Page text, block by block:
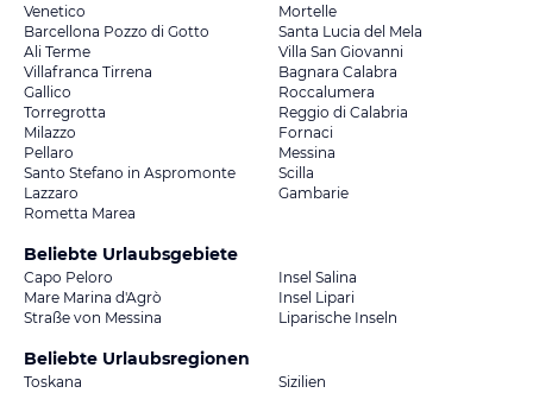
Venetico
Mortelle
Barcellona Pozzo di Gotto
Santa Lucia del Mela
Ali Terme
Villa San Giovanni
Villafranca Tirrena
Bagnara Calabra
Gallico
Roccalumera
Torregrotta
Reggio di Calabria
Milazzo
Fornaci
Pellaro
Messina
Santo Stefano in Aspromonte
Scilla
Lazzaro
Gambarie
Rometta Marea
Beliebte Urlaubsgebiete
Capo Peloro
Insel Salina
Mare Marina d'Agrò
Insel Lipari
Straße von Messina
Liparische Inseln
Beliebte Urlaubsregionen
Toskana
Sizilien